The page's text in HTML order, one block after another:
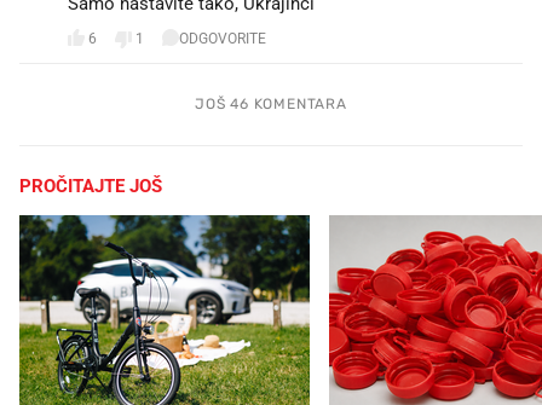
6 1 ODGOVORITE
JOŠ 46 KOMENTARA
PROČITAJTE JOŠ